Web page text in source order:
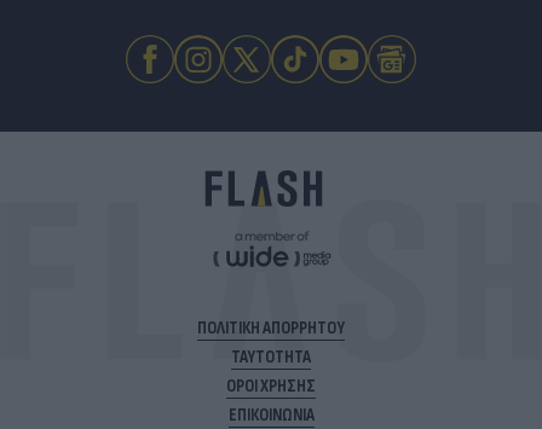
ΠΟΛΙΤΙΚΗ ΑΠΟΡΡΗΤΟΥ
ΤΑΥΤΟΤΗΤΑ
ΟΡΟΙ ΧΡΗΣΗΣ
ΕΠΙΚΟΙΝΩΝΙΑ